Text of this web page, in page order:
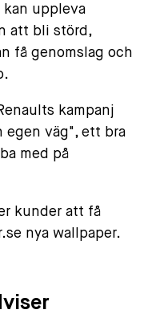
uppleva
att bli störd,
få genomslag och
kampanj
egen väg", ett bra
med på
kunder att få
nya wallpaper.